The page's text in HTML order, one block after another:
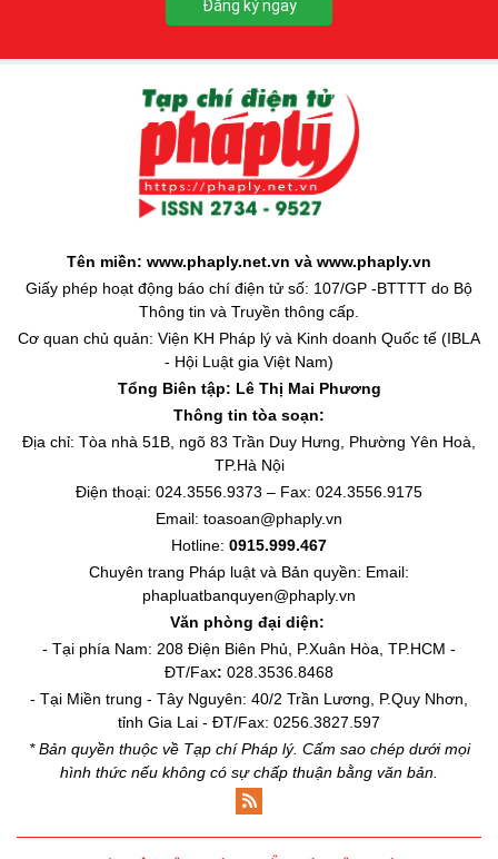
Đăng ký ngay
Tên miền: www.phaply.net.vn và www.phaply.vn
Giấy phép hoạt động báo chí điện tử số: 107/GP -BTTTT do Bộ
Thông tin và Truyền thông cấp.
Cơ quan chủ quản: Viện KH Pháp lý và Kinh doanh Quốc tế (IBLA
- Hội Luật gia Việt Nam)
Tổng Biên tập: Lê Thị Mai Phương
Thông tin tòa soạn:
Địa chỉ: Tòa nhà 51B, ngõ 83 Trần Duy Hưng, Phường Yên Hoà,
TP.Hà Nội
Điện thoại: 024.3556.9373 – Fax: 024.3556.9175
Email: toasoan@phaply.vn
Hotline: 0915.999.467
Chuyên trang Pháp luật và Bản quyền: Email:
phapluatbanquyen@phaply.vn
Văn phòng đại diện:
- Tại phía Nam: 208 Điện Biên Phủ, P.Xuân Hòa, TP.HCM -
ĐT/Fax: 028.3536.8468
- Tại Miền trung - Tây Nguyên: 40/2 Trần Lương, P.Quy Nhơn,
tỉnh Gia Lai - ĐT/Fax: 0256.3827.597
* Bản quyền thuộc về Tạp chí Pháp lý. Cấm sao chép dưới mọi
hình thức nếu không có sự chấp thuận bằng văn bản.